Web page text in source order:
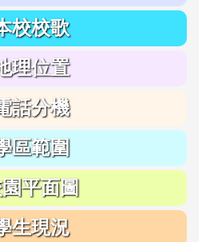
校校歌
理位置
話分機
區範圍
平面圖
生現況